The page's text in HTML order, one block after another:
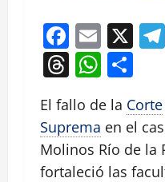
Email
X
Threads
El fallo de la Corte
Suprema en el
Molinos Río de la
fortaleció las